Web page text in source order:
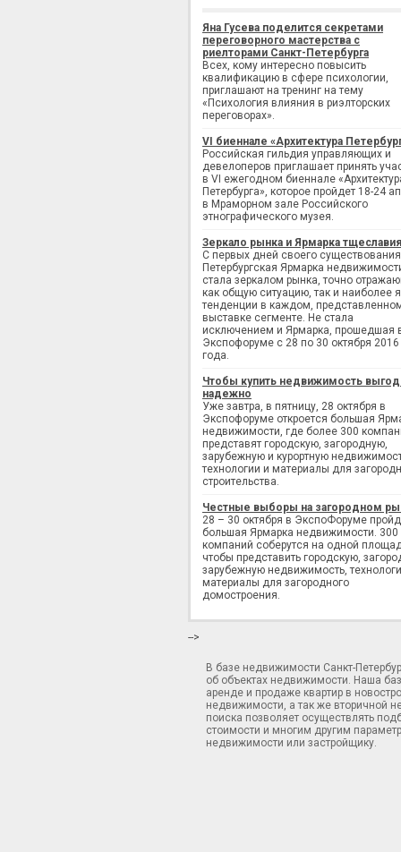
Яна Гусева поделится секретами
переговорного мастерства с
риелторами Санкт-Петербурга
Всех, кому интересно повысить
квалификацию в сфере психологии,
приглашают на тренинг на тему
«Психология влияния в риэлторских
переговорах».
VI биеннале «Архитектура
Российская гильдия управляющих и
девелоперов приглашает принять
в VI ежегодном биеннале
Петербурга», которое пройдет 18-24
в Мраморном зале Российского
этнографического музея.
Зеркало рынка и Ярмарка тщеславия
С первых дней своего существования
Петербургская Ярмарка
стала зеркалом рынка, точно
как общую ситуацию, так и наиболее
тенденции в каждом,
выставке сегменте. Не стала
исключением и Ярмарка, прошедшая
Экспофоруме с 28 по 30 октября 2016
года.
Чтобы купить недвижимость
надежно
Уже завтра, в пятницу, 28 октября в
Экспофоруме откроется большая
недвижимости, где более 300
представят городскую, загородную,
зарубежную и курортную
технологии и материалы для
строительства.
Честные выборы на загородном
28 – 30 октября в ЭкспоФоруме
большая Ярмарка недвижимости. 300
компаний соберутся на одной
чтобы представить городскую,
зарубежную недвижимость,
материалы для загородного
домостроения.
-->
В базе недвижимости Санкт-
об объектах недвижимости. Наша
аренде и продаже квартир в
недвижимости, а так же вторичной
поиска позволяет осуществлять
стоимости и многим другим
недвижимости или застройщику.